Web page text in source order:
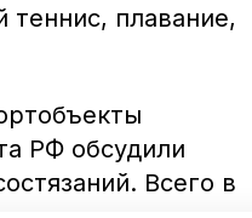
теннис, плавание,
РФ обсудили
Всего в